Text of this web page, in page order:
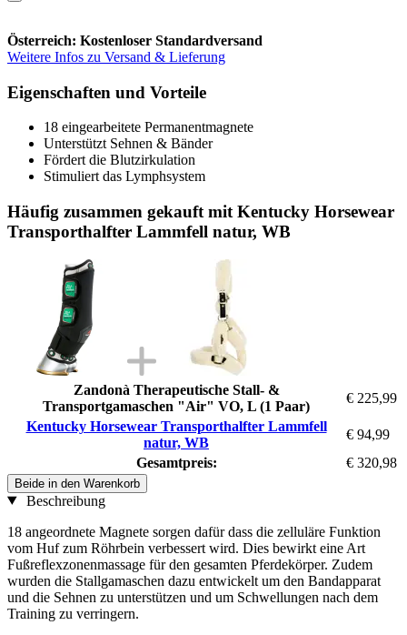
Österreich: Kostenloser Standardversand
Weitere Infos zu Versand & Lieferung
Eigenschaften und Vorteile
18 eingearbeitete Permanentmagnete
Unterstützt Sehnen & Bänder
Fördert die Blutzirkulation
Stimuliert das Lymphsystem
Häufig zusammen gekauft mit Kentucky Horsewear
Transporthalfter Lammfell natur, WB
Zandonà Therapeutische Stall- &
Transportgamaschen "Air" VO, L (1 Paar)
€ 225,99
Kentucky Horsewear Transporthalfter Lammfell
natur, WB
€ 94,99
Gesamtpreis:
€ 320,98
Beide in den Warenkorb
Beschreibung
18 angeordnete Magnete sorgen dafür dass die zelluläre Funktion
vom Huf zum Röhrbein verbessert wird. Dies bewirkt eine Art
Fußreflexzonenmassage für den gesamten Pferdekörper. Zudem
wurden die Stallgamaschen dazu entwickelt um den Bandapparat
und die Sehnen zu unterstützen und um Schwellungen nach dem
Training zu verringern.